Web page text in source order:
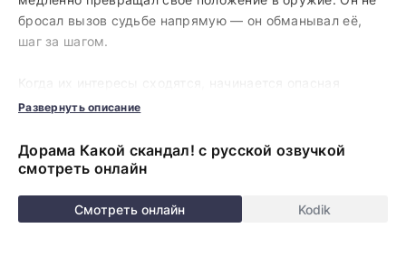
бросал вызов судьбе напрямую — он обманывал её,
шаг за шагом.
партия. Они создают союзы, разрушают чужие планы и
стать лучше прежнего. Но древнее пророчество
неумолимо: этот мир не предназначен для двоих
сотрясают сюжет, им предстоит решить — можно ли
Развернуть описание
Дорама Какой скандал! с русской озвучкой
смотреть онлайн
Смотреть онлайн Kodik